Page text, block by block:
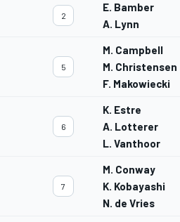
2
E. Bamber
A. Lynn
5
M. Campbell
M. Christensen
F. Makowiecki
6
K. Estre
A. Lotterer
L. Vanthoor
7
M. Conway
K. Kobayashi
N. de Vries